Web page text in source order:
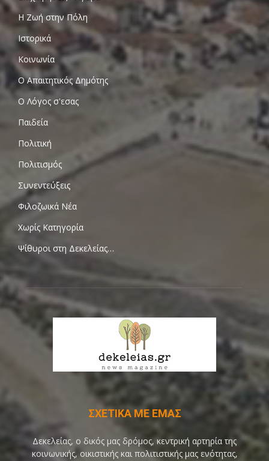
Η Ζωή στην Πόλη
Ιστορικά
Κοινωνία
Ο Απαιτητικός Δημότης
Ο Λόγος σ'εσας
Παιδεία
Πολιτική
Πολιτισμός
Συνεντεύξεις
Φιλοζωικά Νέα
Χωρίς Κατηγορία
Ψίθυροι στη Δεκελείας…
ΣΧΕΤΙΚΑ ΜΕ ΕΜΑΣ
Δεκελείας, ο δικός μας δρόμος, κεντρική αρτηρία της
κοινωνικής, οικιστικής και πολιτιστικής μας ενότητας,